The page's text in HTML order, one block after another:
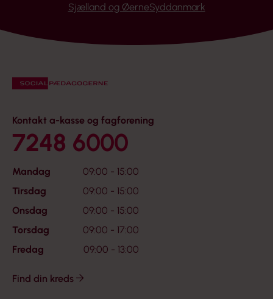
Sjælland og ØerneSyddanmark
Kontakt a-kasse og fagforening
7248 6000
Mandag
09:00 - 15:00
Tirsdag
09:00 - 15:00
Onsdag
09:00 - 15:00
Torsdag
09:00 - 17:00
Fredag
09:00 - 13:00
Find din kreds